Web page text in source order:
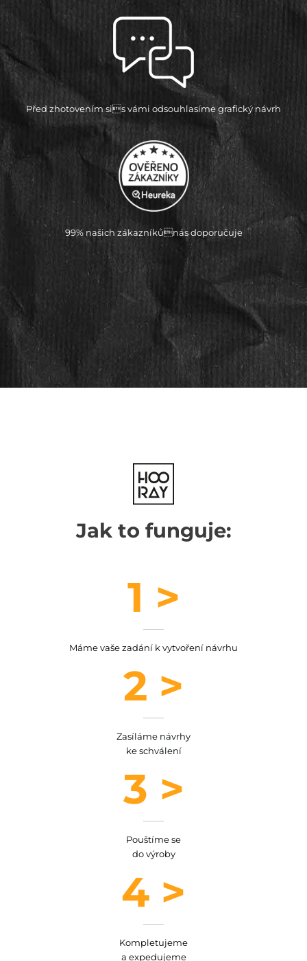
Před zhotovením sis vámi odsouhlasíme grafický návrh
99% našich zákazníkůnás doporučuje
Jak to funguje:
1 >
Máme vaše zadání k vytvoření návrhu
2 >
Zasíláme návrhy
ke schválení
3 >
Pouštíme se
do výroby
4 >
Kompletujeme
a expedujeme